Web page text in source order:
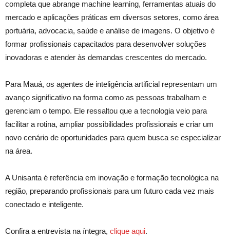
completa que abrange machine learning, ferramentas atuais do
mercado e aplicações práticas em diversos setores, como área
portuária, advocacia, saúde e análise de imagens. O objetivo é
formar profissionais capacitados para desenvolver soluções
inovadoras e atender às demandas crescentes do mercado.
Para Mauá, os agentes de inteligência artificial representam um
avanço significativo na forma como as pessoas trabalham e
gerenciam o tempo. Ele ressaltou que a tecnologia veio para
facilitar a rotina, ampliar possibilidades profissionais e criar um
novo cenário de oportunidades para quem busca se especializar
na área.
A Unisanta é referência em inovação e formação tecnológica na
região, preparando profissionais para um futuro cada vez mais
conectado e inteligente.
Confira a entrevista na íntegra, clique aqui.